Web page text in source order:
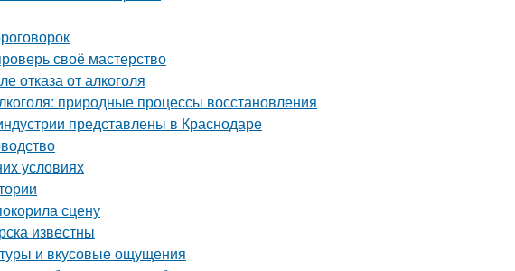
своё мастерство
отказа от алкоголя
природные процессы восстановления
представлены в Краснодаре
условиях
сцену
известны
и вкусовые ощущения